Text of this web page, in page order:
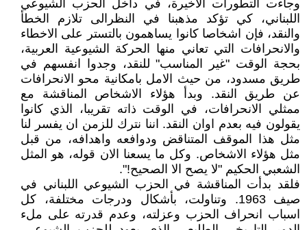
وجاءت التطورات الاخيرة، في داخل الحزب الشيوعي
اللبناني، كي تؤكد مذهبنا في النظرالى تلازم الخطأ
والنقد، فإن اشخاصا كانوا يساهمون بالتستر على الاخطاء
والانحرافات التي تعاني منها الحركة الشيوعية العربية،
بحجة الوقت "غير المناسب" للنقد، وجدوا انفسهم في
طريق مسدود، من حيث الامل بامكانية محو الانحرافات
عن طريق النقد. وبدأ هؤلاء الاشخاص المناقشة مع
ممثلي الانحرافات، في الوقت ذاته تقريبا، الذي كانوا
يقولون فيه بعدم اوان النقد. اننا نترك للزمن ان يفسر لنا
مثل هذا الموقف المتناقض ودوافعه واهدافه، من قبل
مثل هؤلاء الاشخاص. وكل ما يسعنا الان قوله، هو المثل
الشعبي الحكيم "لا يصح الا الصحيح!".
فلقد بدأت المناقشة في الحزب الشيوعي اللبناني في
صيف 1963. وتناولت، بأشكال ودرجات مختلفة، كل
اسباب انحراف الحزب وعزلته، وعدم قدرته على ملء